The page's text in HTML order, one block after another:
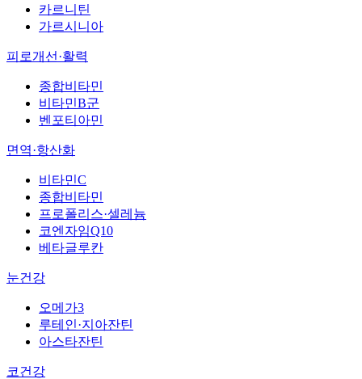
카르니틴
가르시니아
피로개선·활력
종합비타민
비타민B군
벤포티아민
면역·항산화
비타민C
종합비타민
프로폴리스·셀레늄
코엔자임Q10
베타글루칸
눈건강
오메가3
루테인·지아잔틴
아스타잔틴
코건강